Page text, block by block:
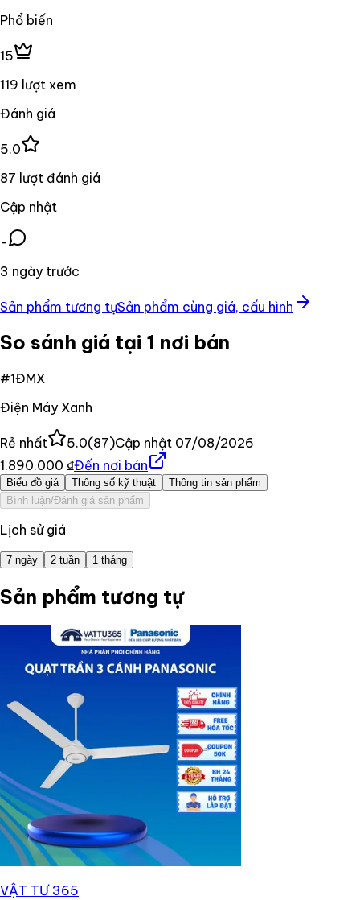
Phổ biến
15
119 lượt xem
Đánh giá
5.0
87 lượt đánh giá
Cập nhật
-
3 ngày trước
Sản phẩm tương tựSản phẩm cùng giá, cấu hình
So sánh giá tại 1 nơi bán
#1ĐMX
Điện Máy Xanh
Rẻ nhất 5.0(87)Cập nhật 07/08/2026
1.890.000 ₫Đến nơi bán
Biểu đồ giá Thông số kỹ thuật
Thông tin sản phẩm
Bình luận/Đánh giá sản phẩm
Lịch sử giá
7 ngày 2 tuần 1 tháng
Sản phẩm tương tự
VẬT TƯ 365